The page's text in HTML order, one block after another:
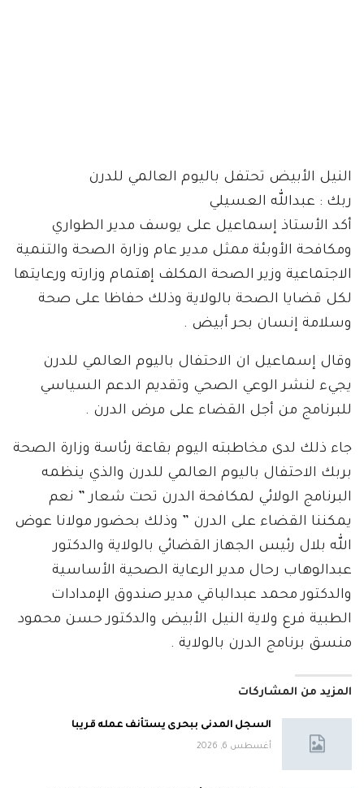
النيل الأبيض تحتفل باليوم العالمي للدرن
ربك : عبدالله العسيلي
أكد الأستاذ إسماعيل على يوسف مدير الطواري
ومكافحة الأوبئة ممثل مدير عام وزارة الصحة والتنمية
الاجتماعية وزير الصحة المكلف إهتمام وزارته ورعايتها
لكل قضايا الصحة بالولاية وذلك حفاظا على صحة
وسلامة إنسان بحر أبيض .
وقال إسماعيل ان الاحتفال باليوم العالمي للدرن
يجيء لنشر الوعي الصحي وتقديم الدعم السياسي
للبرنامج من أجل القضاء على مرض الدرن .
جاء ذلك لدى مخاطبته اليوم بقاعة رئاسة وزارة الصحة
بربك الاحتفال باليوم العالمي للدرن والذي ينظمه
البرنامج الولائي لمكافحة الدرن تحت شعار ” نعم
يمكننا القضاء على الدرن ” وذلك بحضور مولانا عوض
الله بلال رئيس الجهاز القضائي بالولاية والدكتور
عبدالوهاب رحال مدير الرعاية الصحية الأساسية
والدكتور محمد عبدالباقي مدير صندوق الإمدادات
الطبية فرع ولاية النيل الأبيض والدكتور حسن محمود
منسق برنامج الدرن بالولاية .
المزيد من المشاركات
السجل المدنى ببحرى يستأنف عمله قريبا
أغسطس 6, 2026